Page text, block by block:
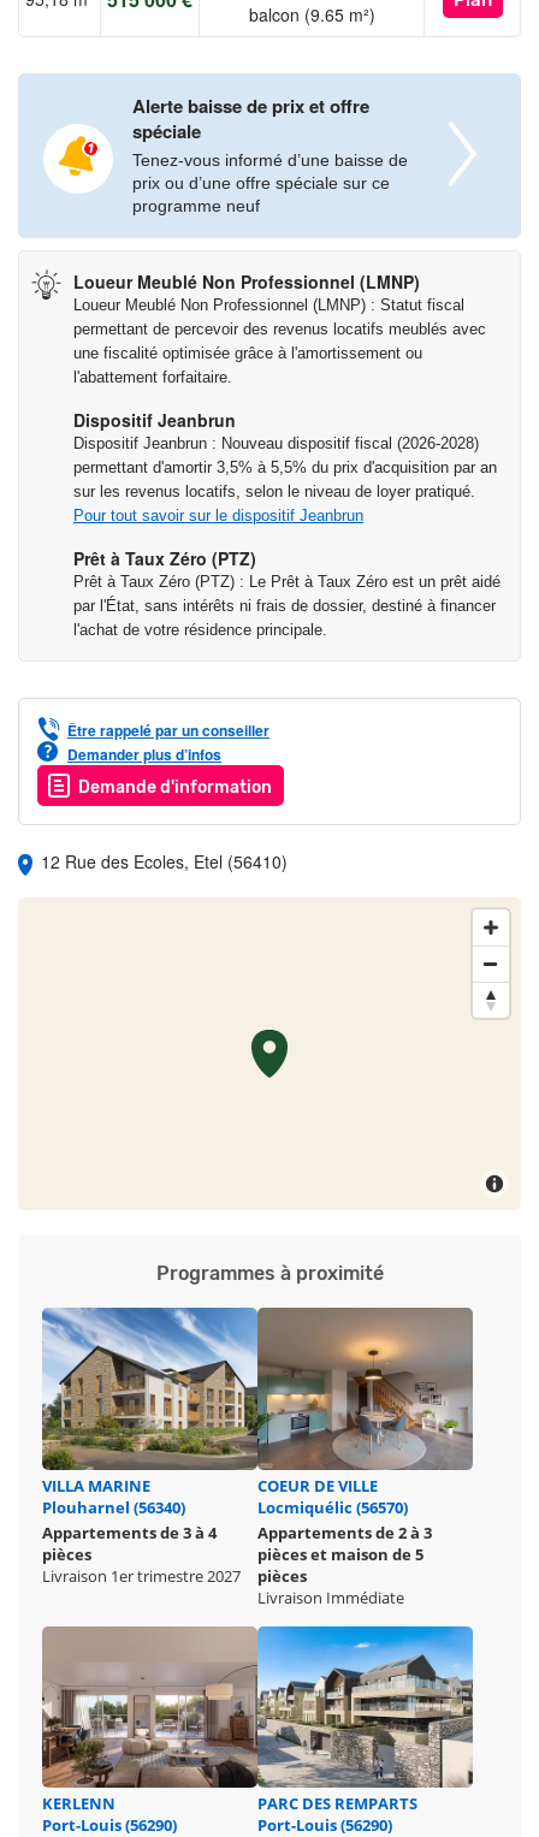
ses valeurs d’innovation, de qualité et d’intégrité tout en
d’investissement responsables.
Fort d’un héritage fondé sur la responsabilité et le sens du
service, Pierre Promotion reste un partenaire de confiance pour
celles et ceux qui recherchent des solutions immobilières
Les informations sur les risques auxquels ce bien est exposé
sont disponibles sur le site Géorisques :
www.georisques.gouv.fr
balcon (9.65 m²)
Alerte baisse de prix et offre
spéciale
Tenez-vous informé d’une baisse de
prix ou d’une offre spéciale sur ce
programme neuf
Loueur Meublé Non Professionnel (LMNP)
Loueur Meublé Non Professionnel (LMNP) : Statut fiscal
permettant de percevoir des revenus locatifs meublés avec
une fiscalité optimisée grâce à l'amortissement ou
l'abattement forfaitaire.
Dispositif Jeanbrun
Dispositif Jeanbrun : Nouveau dispositif fiscal (2026-2028)
permettant d'amortir 3,5% à 5,5% du prix d'acquisition par an
sur les revenus locatifs, selon le niveau de loyer pratiqué.
Pour tout savoir sur le dispositif Jeanbrun
Prêt à Taux Zéro (PTZ)
Prêt à Taux Zéro (PTZ) : Le Prêt à Taux Zéro est un prêt aidé
par l'État, sans intérêts ni frais de dossier, destiné à financer
l'achat de votre résidence principale.
Être rappelé par un conseiller
Demander plus d’infos
Demande d'information
12 Rue des Ecoles, Etel (56410)
Programmes à proximité
VILLA MARINE
Plouharnel (56340)
Appartements de 3 à 4
pièces
Livraison 1er trimestre 2027
COEUR DE VILLE
Locmiquélic (56570)
Appartements de 2 à 3
pièces et maison de 5
pièces
Livraison Immédiate
KERLENN
Port-Louis (56290)
PARC DES REMPARTS
Port-Louis (56290)